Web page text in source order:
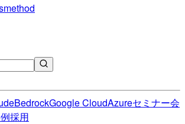
BedrockGoogle CloudAzureセミナー会
採用